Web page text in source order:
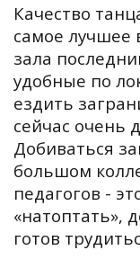
Качество
самое лучшее
зала
удобные по
ездить
сейчас очень
Добиваться
большом
педагогов -
«натоптать»,
готов